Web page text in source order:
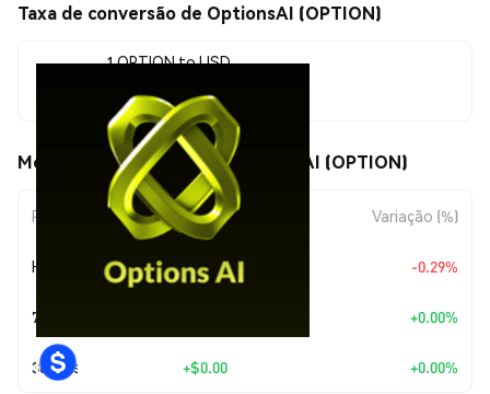
Taxa de conversão de OptionsAI (OPTION)
1 OPTION to USD
$0.011864
Movimentos de preço de OptionsAI (OPTION)
Período Variação do Valor Variação (%)
Hoje $-0.00003431 -0.29%
7 Dias +0.00%
30 Dias +$0.00 +0.00%